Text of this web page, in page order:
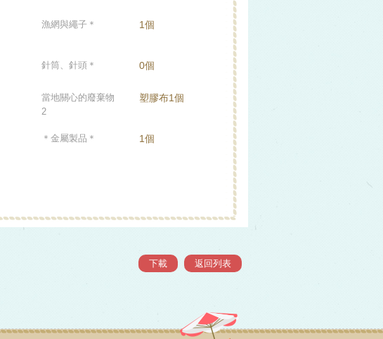
漁網與繩子＊ 1個
針筒、針頭＊ 0個
當地關心的廢棄物
2
塑膠布1個
＊金屬製品＊ 1個
返回列表